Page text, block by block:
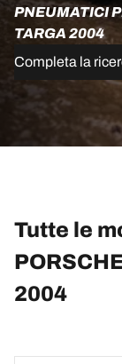
PNEUMATICI
TARGA 2004
Completa la
Tutte le
2004